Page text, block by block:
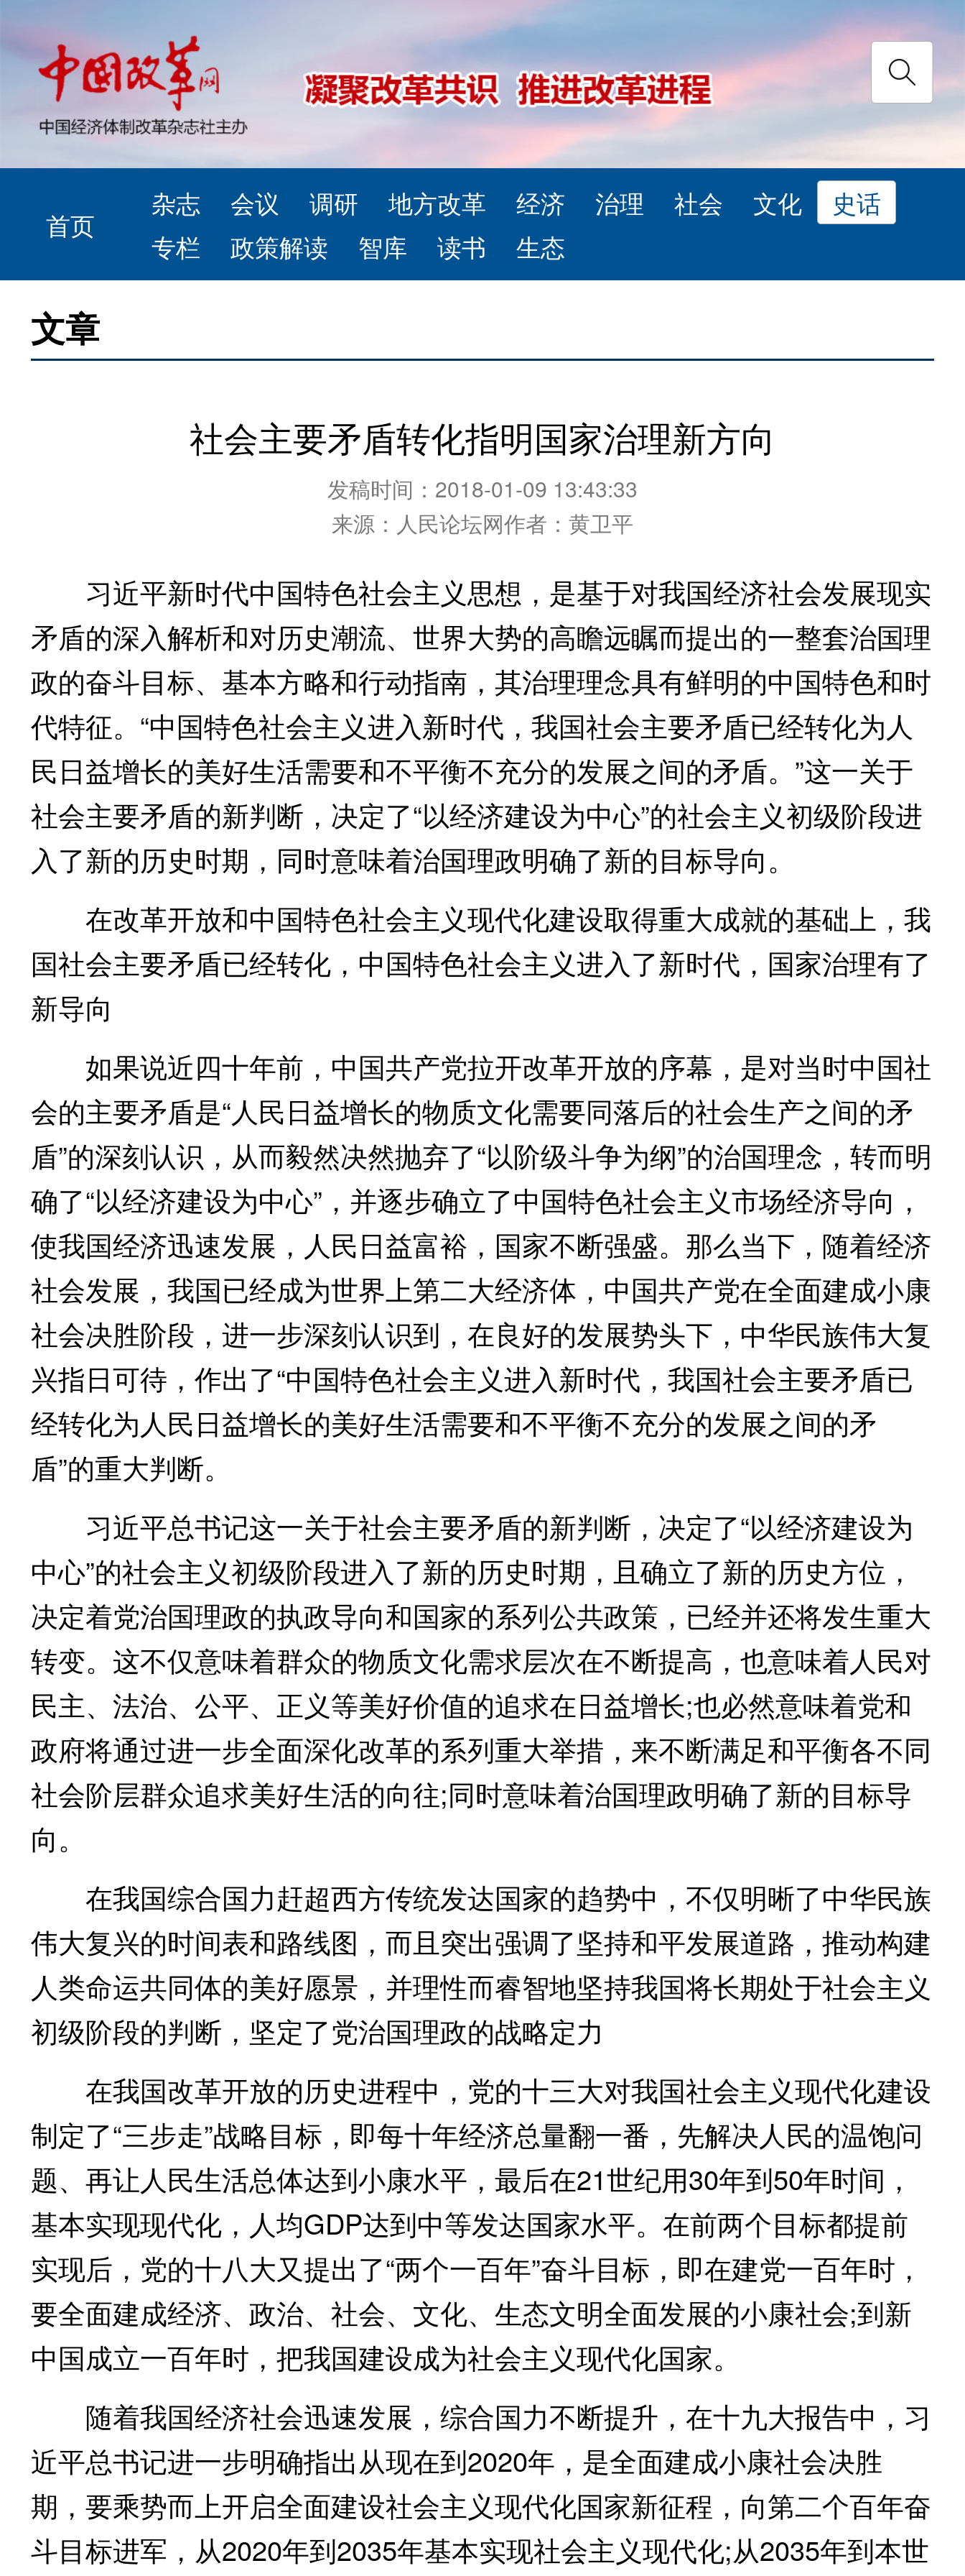
首页
杂志 会议 调研 地方改革 经济 治理 社会 文化
史话
专栏
政策解读 智库 读书 生态
文章
社会主要矛盾转化指明国家治理新方向
发稿时间：2018-01-09 13:43:33
来源：人民论坛网作者：黄卫平
习近平新时代中国特色社会主义思想，是基于对我国经济社会发展现实
矛盾的深入解析和对历史潮流、世界大势的高瞻远瞩而提出的一整套治国理
政的奋斗目标、基本方略和行动指南，其治理理念具有鲜明的中国特色和时
代特征。“中国特色社会主义进入新时代，我国社会主要矛盾已经转化为人
民日益增长的美好生活需要和不平衡不充分的发展之间的矛盾。”这一关于
社会主要矛盾的新判断，决定了“以经济建设为中心”的社会主义初级阶段进
入了新的历史时期，同时意味着治国理政明确了新的目标导向。
在改革开放和中国特色社会主义现代化建设取得重大成就的基础上，我
国社会主要矛盾已经转化，中国特色社会主义进入了新时代，国家治理有了
新导向
如果说近四十年前，中国共产党拉开改革开放的序幕，是对当时中国社
会的主要矛盾是“人民日益增长的物质文化需要同落后的社会生产之间的矛
盾”的深刻认识，从而毅然决然抛弃了“以阶级斗争为纲”的治国理念，转而明
确了“以经济建设为中心”，并逐步确立了中国特色社会主义市场经济导向，
使我国经济迅速发展，人民日益富裕，国家不断强盛。那么当下，随着经济
社会发展，我国已经成为世界上第二大经济体，中国共产党在全面建成小康
社会决胜阶段，进一步深刻认识到，在良好的发展势头下，中华民族伟大复
兴指日可待，作出了“中国特色社会主义进入新时代，我国社会主要矛盾已
经转化为人民日益增长的美好生活需要和不平衡不充分的发展之间的矛
盾”的重大判断。
习近平总书记这一关于社会主要矛盾的新判断，决定了“以经济建设为
中心”的社会主义初级阶段进入了新的历史时期，且确立了新的历史方位，
决定着党治国理政的执政导向和国家的系列公共政策，已经并还将发生重大
转变。这不仅意味着群众的物质文化需求层次在不断提高，也意味着人民对
民主、法治、公平、正义等美好价值的追求在日益增长;也必然意味着党和
政府将通过进一步全面深化改革的系列重大举措，来不断满足和平衡各不同
社会阶层群众追求美好生活的向往;同时意味着治国理政明确了新的目标导
向。
在我国综合国力赶超西方传统发达国家的趋势中，不仅明晰了中华民族
伟大复兴的时间表和路线图，而且突出强调了坚持和平发展道路，推动构建
人类命运共同体的美好愿景，并理性而睿智地坚持我国将长期处于社会主义
初级阶段的判断，坚定了党治国理政的战略定力
在我国改革开放的历史进程中，党的十三大对我国社会主义现代化建设
制定了“三步走”战略目标，即每十年经济总量翻一番，先解决人民的温饱问
题、再让人民生活总体达到小康水平，最后在21世纪用30年到50年时间，
基本实现现代化，人均GDP达到中等发达国家水平。在前两个目标都提前
实现后，党的十八大又提出了“两个一百年”奋斗目标，即在建党一百年时，
要全面建成经济、政治、社会、文化、生态文明全面发展的小康社会;到新
中国成立一百年时，把我国建设成为社会主义现代化国家。
随着我国经济社会迅速发展，综合国力不断提升，在十九大报告中，习
近平总书记进一步明确指出从现在到2020年，是全面建成小康社会决胜
期，要乘势而上开启全面建设社会主义现代化国家新征程，向第二个百年奋
斗目标进军，从2020年到2035年基本实现社会主义现代化;从2035年到本世